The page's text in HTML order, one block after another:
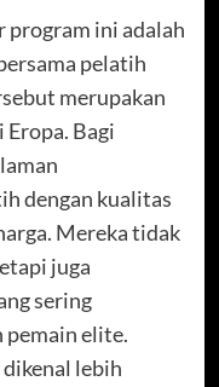
program ini adalah
pelatih
merupakan
Bagi
dengan kualitas
Mereka tidak
juga
sering
pemain elite.
lebih